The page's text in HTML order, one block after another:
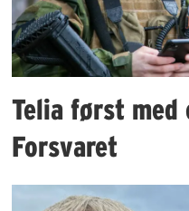
Telia først
Forsvaret